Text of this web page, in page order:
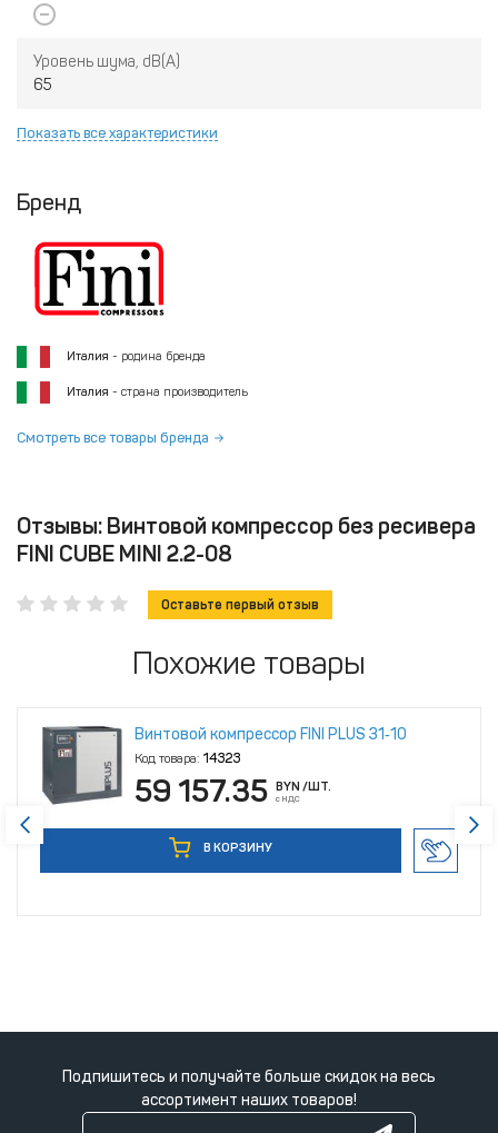
Уровень шума, dB(A)
65
Показать все характеристики
Бренд
Италия - родина бренда
Италия - страна производитель
Смотреть все товары бренда
Отзывы: Винтовой компрессор без ресивера
FINI CUBE MINI 2.2-08
Оставьте первый отзыв
Похожие товары
Винтовой компрессор FINI PLUS 31‑10
Код товара: 14323
59 157.35 BYN /ШТ.
с НДС
В КОРЗИНУ
Подпишитесь и получайте больше скидок на весь
ассортимент наших товаров!